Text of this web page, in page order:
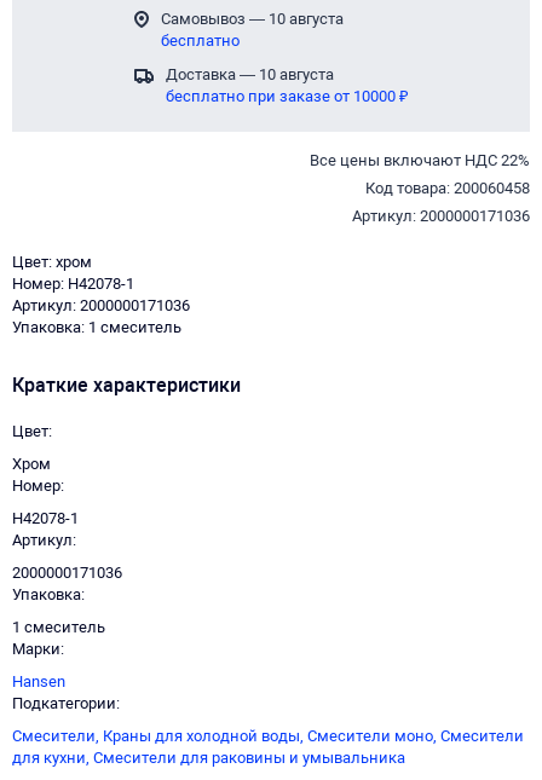
Самовывоз — 10 августа
бесплатно
Доставка — 10 августа
бесплатно при заказе от 10000 ₽
Все цены включают НДС 22%
Код товара: 200060458
Артикул: 2000000171036
Цвет: хром
Номер: H42078-1
Артикул: 2000000171036
Упаковка: 1 смеситель
Краткие характеристики
Цвет
Хром
Номер
H42078-1
Артикул
2000000171036
Упаковка
1 смеситель
Марки
Hansen
Подкатегории
Смесители, Краны для холодной воды, Смесители моно, Смесители
для кухни, Смесители для раковины и умывальника